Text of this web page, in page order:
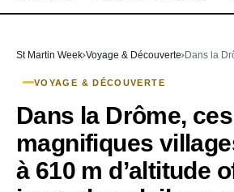
St Martin Week Voyage & Découverte Dans la
VOYAGE & DÉCOUVERTE
Dans la Drôme,
magnifiques
à 610 m d’altitude